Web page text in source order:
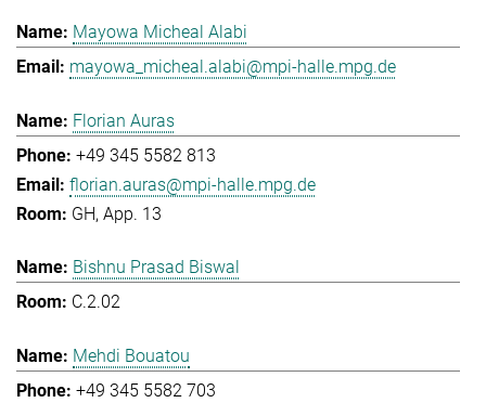
Mayowa Micheal Alabi
mayowa_micheal.alabi@mpi-halle.mpg.de
Florian Auras
+49 345 5582 813
florian.auras@mpi-halle.mpg.de
GH, App. 13
Bishnu Prasad Biswal
C.2.02
Mehdi Bouatou
+49 345 5582 703